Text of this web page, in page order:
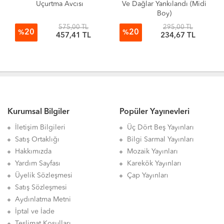
Uçurtma Avcısı
%20
575,00 TL
457,41 TL
Ve Dağlar Yankılandı (Midi
Boy)
%20
295,00 TL
234,67 TL
Kurumsal Bilgiler
İletişim Bilgileri
Satış Ortaklığı
Hakkımızda
Yardım Sayfası
Üyelik Sözleşmesi
Satış Sözleşmesi
Aydınlatma Metni
İptal ve İade
Popüler Yayınevleri
Üç Dört Beş Yayınları
Bilgi Sarmal Yayınları
Mozaik Yayınları
Karekök Yayınları
Çap Yayınları